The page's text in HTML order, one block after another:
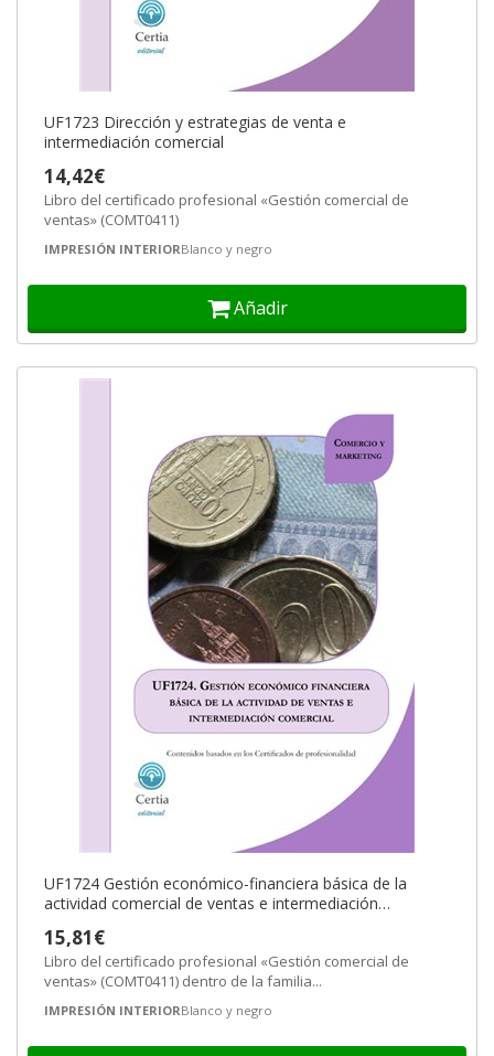
UF1723 Dirección y estrategias de venta e
intermediación comercial
14,42€
Libro del certificado profesional «Gestión comercial de
ventas» (COMT0411)
IMPRESIÓN INTERIORBlanco y negro
Añadir
UF1724 Gestión económico-financiera básica de la
actividad comercial de ventas e intermediación
15,81€
Libro del certificado profesional «Gestión comercial de
ventas» (COMT0411) dentro de la familia...
IMPRESIÓN INTERIORBlanco y negro